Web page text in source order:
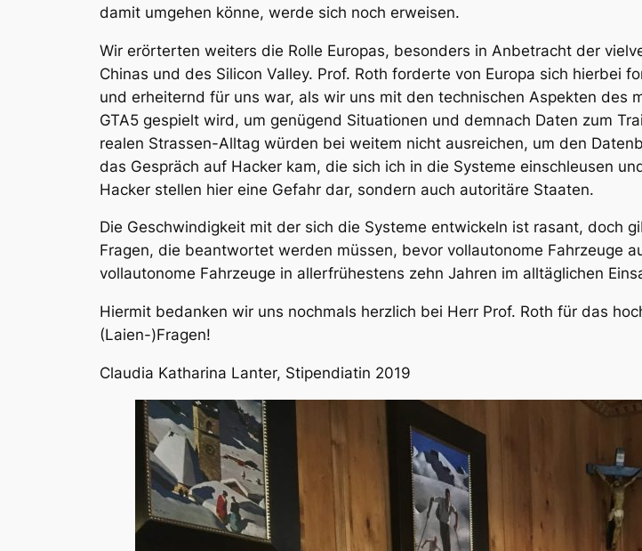
damit umgehen könne, werde sich noch erweisen.
Wir erörterten weiters die Rolle Europas, besonders in Anbetracht der
Chinas und des Silicon Valley. Prof. Roth forderte von Europa sich hierbei
und erheiternd für uns war, als wir uns mit den technischen Aspekten des
GTA5 gespielt wird, um genügend Situationen und demnach Daten zum
realen Strassen-Alltag würden bei weitem nicht ausreichen, um den
das Gespräch auf Hacker kam, die sich ich in die Systeme einschleusen
Hacker stellen hier eine Gefahr dar, sondern auch autoritäre Staaten.
Die Geschwindigkeit mit der sich die Systeme entwickeln ist rasant, doch
Fragen, die beantwortet werden müssen, bevor vollautonome Fahrzeuge
vollautonome Fahrzeuge in allerfrühestens zehn Jahren im alltäglichen
Hiermit bedanken wir uns nochmals herzlich bei Herr Prof. Roth für das
(Laien-)Fragen!
Claudia Katharina Lanter, Stipendiatin 2019